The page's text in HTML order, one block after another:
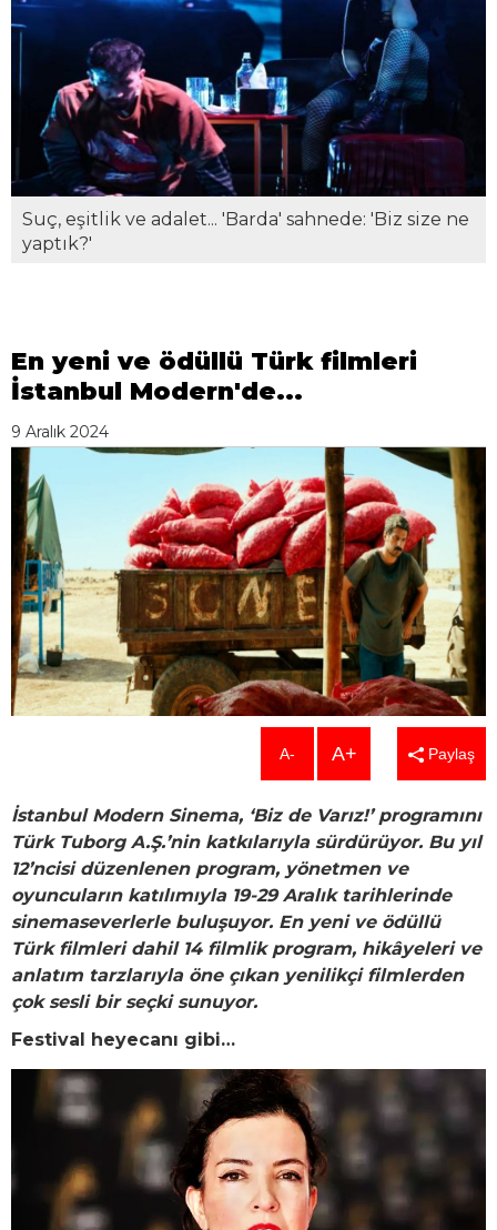
Suç, eşitlik ve adalet... 'Barda' sahnede: 'Biz size ne
yaptık?'
En yeni ve ödüllü Türk filmleri
İstanbul Modern'de...
9 Aralık 2024
A- A+ Paylaş
İstanbul Modern Sinema, ‘Biz de Varız!’ programını
Türk Tuborg A.Ş.’nin katkılarıyla sürdürüyor. Bu yıl
12’ncisi düzenlenen program, yönetmen ve
oyuncuların katılımıyla 19-29 Aralık tarihlerinde
sinemaseverlerle buluşuyor. En yeni ve ödüllü
Türk filmleri dahil 14 filmlik program, hikâyeleri ve
anlatım tarzlarıyla öne çıkan yenilikçi filmlerden
çok sesli bir seçki sunuyor.
Festival heyecanı gibi…